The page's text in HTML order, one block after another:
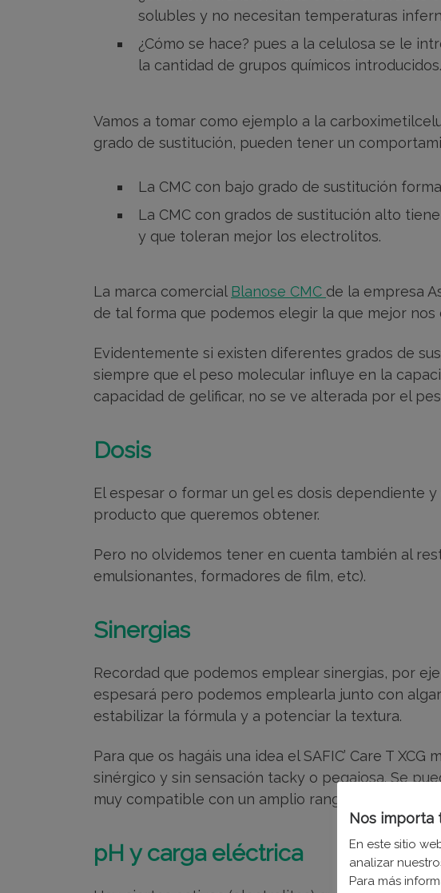
solubles y no necesitan temperaturas
¿Cómo se hace? pues a la celulosa se le
la cantidad de grupos químicos introducidos.
Vamos a tomar como ejemplo a la
grado de sustitución, pueden tener un
La CMC con bajo grado de sustitución
La CMC con grados de sustitución alto
y que toleran mejor los electrolitos.
La marca comercial Blanose CMC de la empresa
de tal forma que podemos elegir la que mejor
Evidentemente si existen diferentes grados de
siempre que el peso molecular influye en la
capacidad de gelificar, no se ve alterada por el
Dosis
El espesar o formar un gel es dosis dependiente
producto que queremos obtener.
Pero no olvidemos tener en cuenta también al
emulsionantes, formadores de film, etc).
Sinergias
Recordad que podemos emplear sinergias, por
espesará pero podemos emplearla junto con
estabilizar la fórmula y a potenciar la textura.
Para que os hagáis una idea el SAFIC’ Care T
sinérgico y sin sensación tacky o pegajosa. Se
muy compatible con un amplio rango de
pH y carga eléctrica
Nos importa
En este sitio
analizar
Para más